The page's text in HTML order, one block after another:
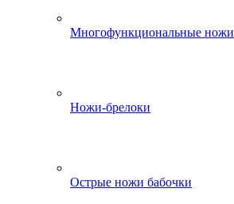
Многофункциональные ножи
Ножи-брелоки
Острые ножи бабочки